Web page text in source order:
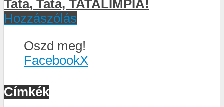
Tata, Tata, TATALIMPIA!
Hozzászólás
Oszd meg!
FacebookX
Címkék